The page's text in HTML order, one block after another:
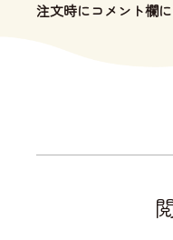
注文時にコメント欄に